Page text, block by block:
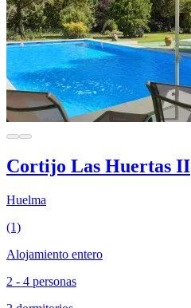
Cortijo Las Huertas II
Huelma
(1)
Alojamiento entero
2 - 4 personas